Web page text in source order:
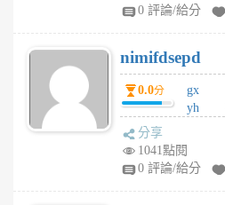
F
U
5
個
月
0 評論/給分
nimifdsepd
0.0分
gx
yh
jl
分享
1041點閱
0 評論/給分